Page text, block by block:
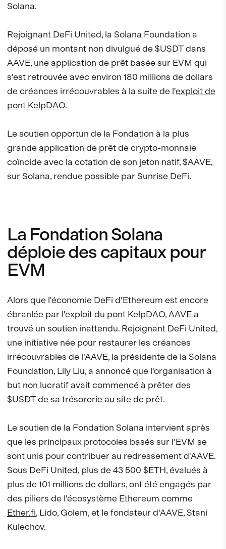
Solana.
Rejoignant DeFi United, la Solana Foundation a
déposé un montant non divulgué de $USDT dans
AAVE, une application de prêt basée sur EVM qui
s'est retrouvée avec environ 180 millions de dollars
de créances irrécouvrables à la suite de l'exploit de
pont KelpDAO.
Le soutien opportun de la Fondation à la plus
grande application de prêt de crypto-monnaie
coïncide avec la cotation de son jeton natif, $AAVE,
sur Solana, rendue possible par Sunrise DeFi.
La Fondation Solana
déploie des capitaux pour
EVM
Alors que l'économie DeFi d'Ethereum est encore
ébranlée par l'exploit du pont KelpDAO, AAVE a
trouvé un soutien inattendu. Rejoignant DeFi United,
une initiative née pour restaurer les créances
irrécouvrables de l'AAVE, la présidente de la Solana
Foundation, Lily Liu, a annoncé que l'organisation à
but non lucratif avait commencé à prêter des
$USDT de sa trésorerie au site de prêt.
Le soutien de la Fondation Solana intervient après
que les principaux protocoles basés sur l'EVM se
sont unis pour contribuer au redressement d'AAVE.
Sous DeFi United, plus de 43 500 $ETH, évalués à
plus de 101 millions de dollars, ont été engagés par
des piliers de l'écosystème Ethereum comme
Ether.fi, Lido, Golem, et le fondateur d'AAVE, Stani
Kulechov.